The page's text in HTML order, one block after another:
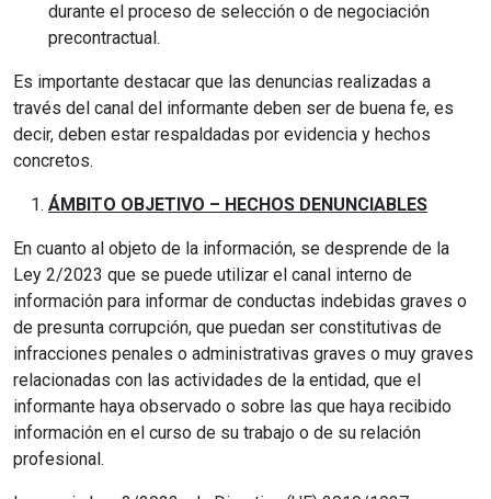
durante el proceso de selección o de negociación
precontractual.
Es importante destacar que las denuncias realizadas a
través del canal del informante deben ser de buena fe, es
decir, deben estar respaldadas por evidencia y hechos
concretos.
ÁMBITO OBJETIVO – HECHOS DENUNCIABLES
En cuanto al objeto de la información, se desprende de la
Ley 2/2023 que se puede utilizar el canal interno de
información para informar de conductas indebidas graves o
de presunta corrupción, que puedan ser constitutivas de
infracciones penales o administrativas graves o muy graves
relacionadas con las actividades de la entidad, que el
informante haya observado o sobre las que haya recibido
información en el curso de su trabajo o de su relación
profesional.